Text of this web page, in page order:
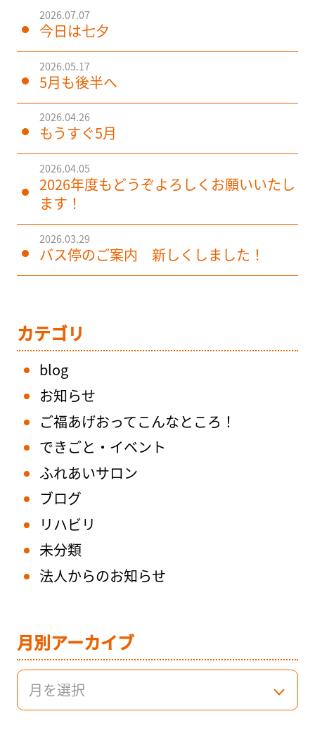
2026.07.07
今日は七夕
2026.05.17
5月も後半へ
2026.04.26
もうすぐ5月
2026.04.05
2026年度もどうぞよろしくお願いいたし
ます！
2026.03.29
バス停のご案内 新しくしました！
カテゴリ
blog
お知らせ
ご福あげおってこんなところ！
できごと・イベント
ふれあいサロン
ブログ
リハビリ
未分類
法人からのお知らせ
月別アーカイブ